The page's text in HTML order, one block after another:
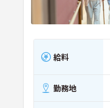
給料
勤務地